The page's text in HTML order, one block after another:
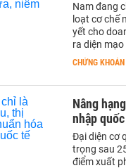
Nam đang
loạt cơ chế
yết cho
ra diện
CHỨNG KHOÁN
Nâng
nhập
Đại diện cơ
trọng sau
điểm xuất